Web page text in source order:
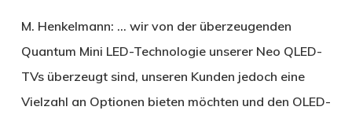
M. Henkelmann: … wir von der überzeugenden
Quantum Mini LED-Technologie unserer Neo QLED-
TVs überzeugt sind, unseren Kunden jedoch eine
Vielzahl an Optionen bieten möchten und den OLED-